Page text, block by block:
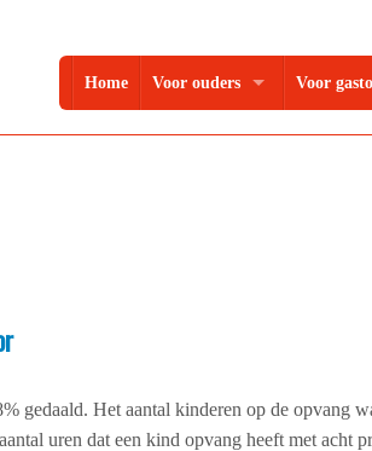
Home Voor ouders Voor
gedaald. Het aantal kinderen op de opvang
uren dat een kind opvang heeft met acht